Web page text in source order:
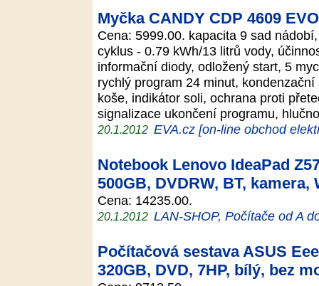
Myčka CANDY CDP 4609
Cena: 5999.00. kapacita 9 sad
cyklus - 0.79 kWh/13 litrů vody,
informační diody, odložený start, 5
rychlý program 24 minut,
koše, indikátor soli, ochrana proti
signalizace ukončení programu,
20.1.2012 EVA.cz [on-line obchod
Notebook Lenovo IdeaPad
500GB, DVDRW, BT,
Cena: 14235.00.
20.1.2012 LAN-SHOP, Počítače od A
Počítačová sestava ASUS
320GB, DVD, 7HP, bílý, bez